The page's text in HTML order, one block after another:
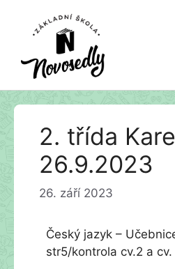
Přeskočit
2. třída
26.9.2023
26. září 2023
Český jazyk –
str5/kontrola cv.2 a